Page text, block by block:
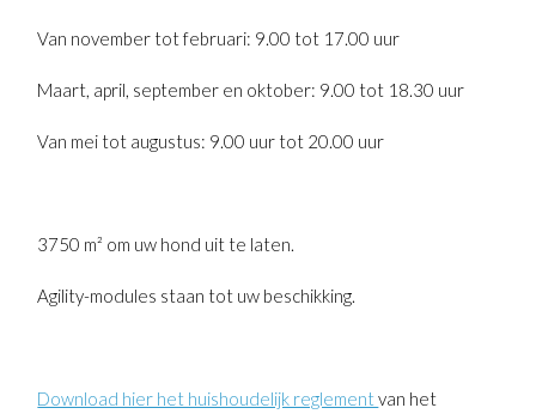
Van november tot februari: 9.00 tot 17.00 uur
Maart, april, september en oktober: 9.00 tot 18.30 uur
Van mei tot augustus: 9.00 uur tot 20.00 uur
3750 m² om uw hond uit te laten.
Agility-modules staan ​​tot uw beschikking.
Download hier het huishoudelijk reglementvan het